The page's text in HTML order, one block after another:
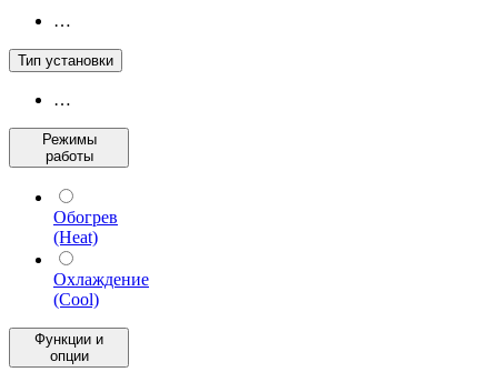
…
Тип установки
…
Режимы
работы
Обогрев
(Heat)
Охлаждение
(Cool)
Функции и
опции